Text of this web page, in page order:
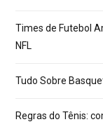
Times de Futebol
NFL
Tudo Sobre
Regras do Tênis: